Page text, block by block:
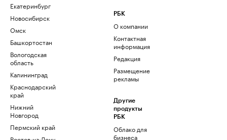
Екатеринбург
Новосибирск
Омск
Башкортостан
Вологодская
область
Калининград
Краснодарский
край
Нижний
Новгород
Пермский край
РБК
О компании
Контактная
информация
Редакция
Размещение
рекламы
Другие
продукты
РБК
Облако для
бизнеса